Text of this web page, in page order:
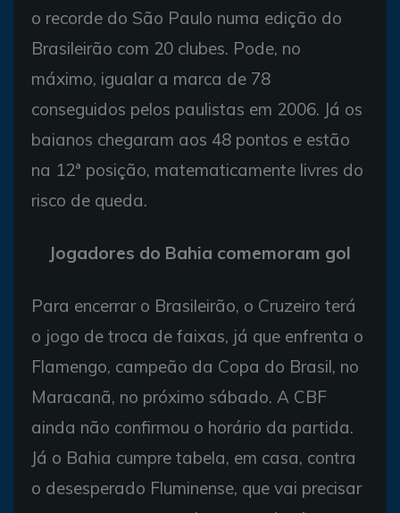
o recorde do São Paulo numa edição do
Brasileirão com 20 clubes. Pode, no
máximo, igualar a marca de 78
conseguidos pelos paulistas em 2006. Já os
baianos chegaram aos 48 pontos e estão
na 12ª posição, matematicamente livres do
risco de queda.
Jogadores do Bahia comemoram gol
Para encerrar o Brasileirão, o Cruzeiro terá
o jogo de troca de faixas, já que enfrenta o
Flamengo, campeão da Copa do Brasil, no
Maracanã, no próximo sábado. A CBF
ainda não confirmou o horário da partida.
Já o Bahia cumpre tabela, em casa, contra
o desesperado Fluminense, que vai precisar